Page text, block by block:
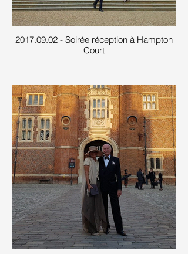
2017.09.02 - Soirée réception à Hampton
Court